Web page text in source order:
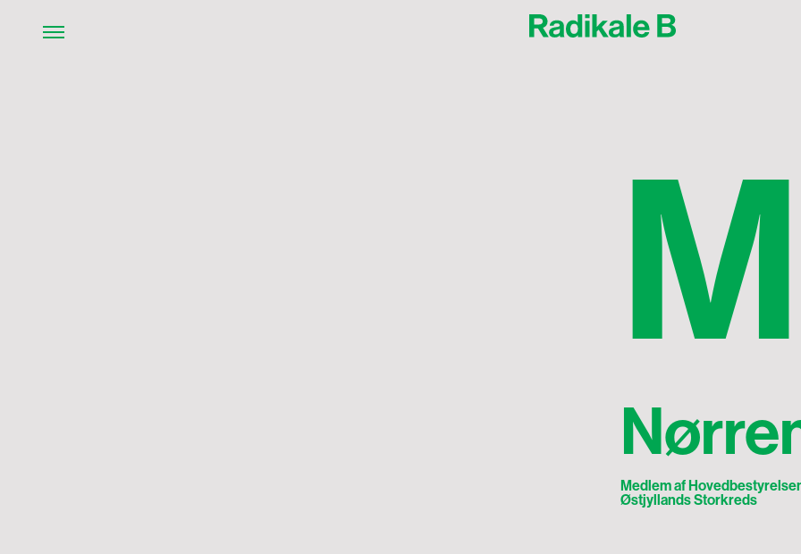
M
Medlem af
Østjyllands Storkreds